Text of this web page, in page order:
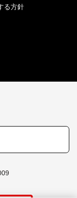
る方針